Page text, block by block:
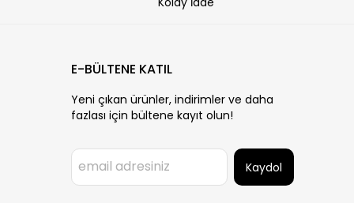
E-BÜLTENE KATIL
Yeni çıkan ürünler, indirimler ve daha
fazlası için bültene kayıt olun!
Kaydol